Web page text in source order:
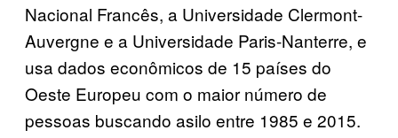
Nacional Francês, a Universidade Clermont-
Auvergne e a Universidade Paris-Nanterre, e
usa dados econômicos de 15 países do
Oeste Europeu com o maior número de
pessoas buscando asilo entre 1985 e 2015.